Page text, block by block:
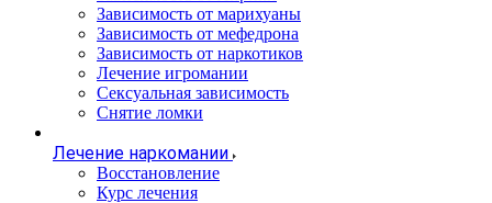
Зависимость от марихуаны
Зависимость от мефедрона
Зависимость от наркотиков
Лечение игромании
Сексуальная зависимость
Снятие ломки
Лечение наркомании
Восстановление
Курс лечения